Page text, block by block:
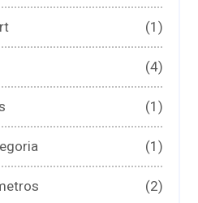
(1)
(4)
(1)
(1)
(2)